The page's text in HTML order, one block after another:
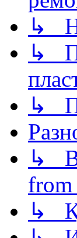
↳
↳
↳
↳
from
↳